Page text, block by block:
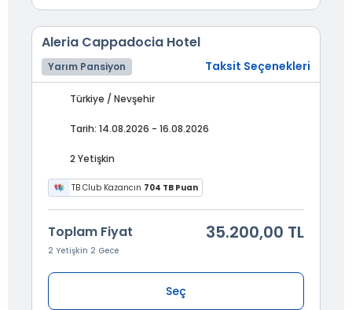
Aleria Cappadocia Hotel
Yarım Pansiyon Taksit Seçenekleri
Türkiye / Nevşehir
Tarih: 14.08.2026 - 16.08.2026
2 Yetişkin
TB Club Kazancın 704 TB Puan
Toplam Fiyat
2 Yetişkin 2 Gece
35.200,00 TL
Seç